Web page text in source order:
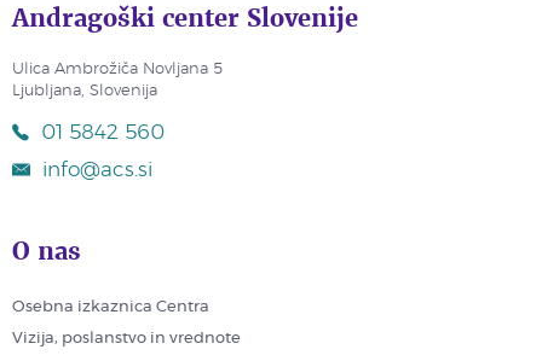
Andragoški center Slovenije
Ulica Ambrožiča Novljana 5
Ljubljana, Slovenija
01 5842 560
info@acs.si
O nas
Osebna izkaznica Centra
Vizija, poslanstvo in vrednote